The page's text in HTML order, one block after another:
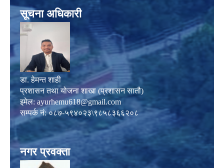
सूचना अधिकारी
डा. हेमन्त शाही
प्रशासन तथा योजना शाखा (प्रशासन सातौ)
इमेल: ayurhemu618@gmail.com
सम्पर्क नं: ०८७-५९४०२३\९८५८३६६२०८
नगर प्रवक्ता